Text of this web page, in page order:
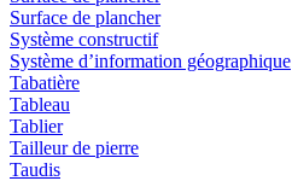
Surface de plancher
Système constructif
Système d’information géographique
Tabatière
Tableau
Tablier
Tailleur de pierre
Taudis